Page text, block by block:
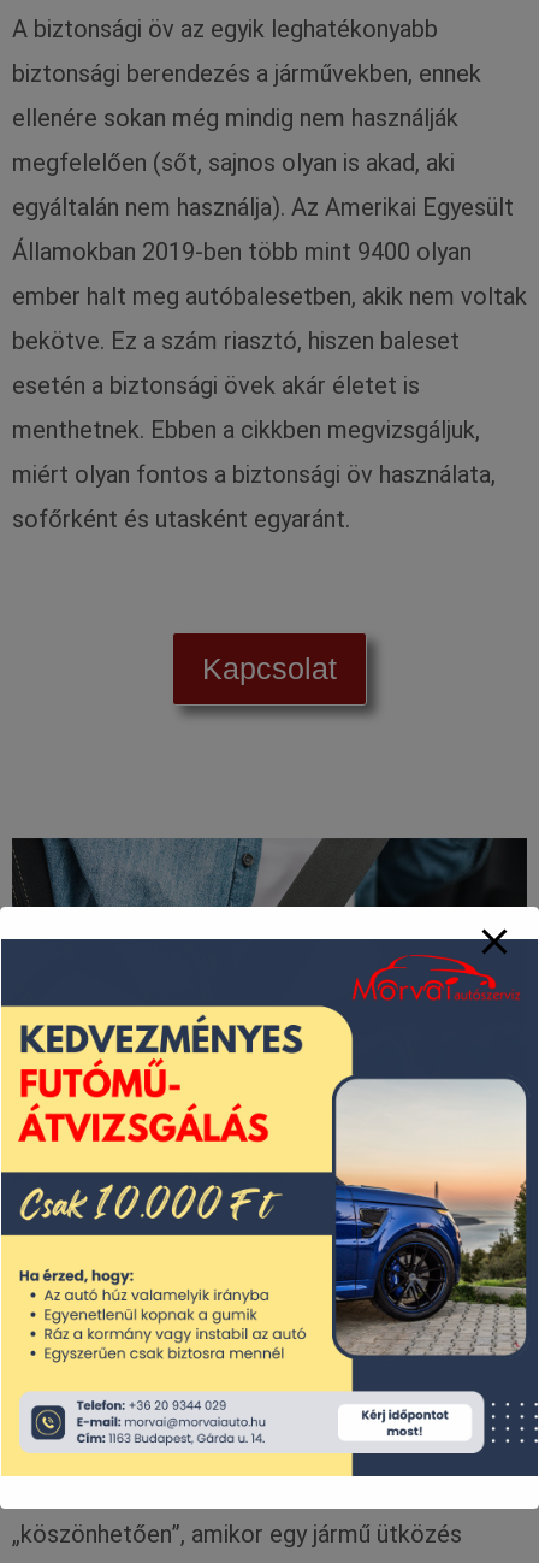
A biztonsági öv az egyik leghatékonyabb
biztonsági berendezés a járművekben, ennek
ellenére sokan még mindig nem használják
megfelelően (sőt, sajnos olyan is akad, aki
egyáltalán nem használja). Az Amerikai Egyesült
Államokban 2019-ben több mint 9400 olyan
ember halt meg autóbalesetben, akik nem voltak
bekötve. Ez a szám riasztó, hiszen baleset
esetén a biztonsági övek akár életet is
menthetnek. Ebben a cikkben megvizsgáljuk,
miért olyan fontos a biztonsági öv használata,
sofőrként és utasként egyaránt.
Kapcsolat
Ütközés esetén a biztonsági öv megóvja a
járműben ülőket attól, hogy kirepüljenek az
autóból, ami súlyos sérüléseket vagy halált
okozhat. Lássuk a balesetet a fizika
„köszönhetően”, amikor egy jármű ütközés